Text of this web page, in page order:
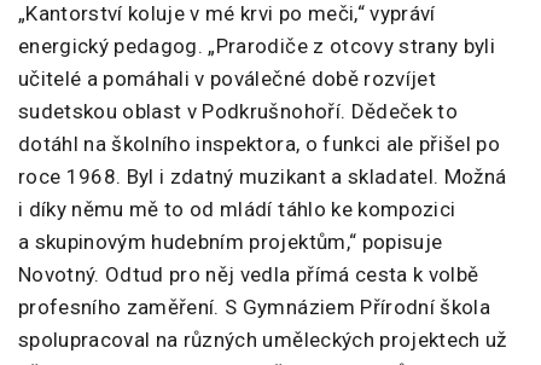
„Kantorství koluje v mé krvi po meči,“ vypráví
energický pedagog. „Prarodiče z otcovy strany byli
učitelé a pomáhali v poválečné době rozvíjet
sudetskou oblast v Podkrušnohoří. Dědeček to
dotáhl na školního inspektora, o funkci ale přišel po
roce 1968. Byl i zdatný muzikant a skladatel. Možná
i díky němu mě to od mládí táhlo ke kompozici
a skupinovým hudebním projektům,“ popisuje
Novotný. Odtud pro něj vedla přímá cesta k volbě
profesního zaměření. S Gymnáziem Přírodní škola
spolupracoval na různých uměleckých projektech už